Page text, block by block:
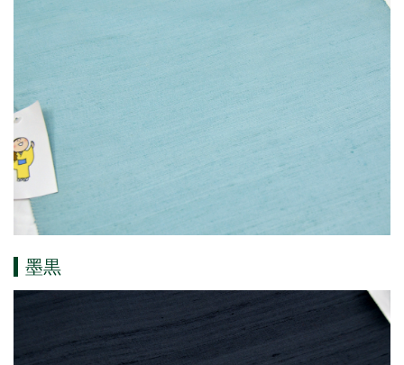
墨黒